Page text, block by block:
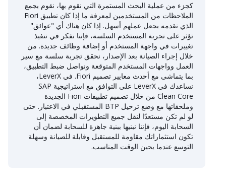
كجزء من عملية البحث المستمرة التي نقوم بها، نقوم بجمع
الملاحظات من المستخدمين لمعرفة ما إذا كان تطبيق Fiori
الذي نقدمه يجعل عملهم أسهل. إذا كان هناك أي "عوائق"
تؤثر على تجربة المستخدم السلسة، فإننا نفكر في تنفيذ
تغييرات في واجهة المستخدم أو إضافة وظائف جديدة. من
خلال إجراء الصيانة بعد الإصدار، نحقق تجربة سلسة مع سير
العمل وواجهات المستخدم المتوقعة ونواصل ضبط التطبيق،
بما يتماشى مع أحدث معايير تصميم Fiori. في LeverX،
نساعدك في LeverX على التوافق مع استراتيجية SAP
Clean Core من خلال تصميم تطبيقات Fiori الجديدة
وملحقاتها مع وضع ترحيل BTP المستقبلي في الاعتبار. حتى
لو لم تكن مستعدًا لنقل جميع التطويرات المخصصة إلى
السحابة اليوم، فإننا نبنيها ببنية جاهزة للسحابة لضمان أن
تكون استثماراتك مقاومة للمستقبل وقابلة للصيانة وسهلة
التوسع عندما يحين الوقت المناسب.